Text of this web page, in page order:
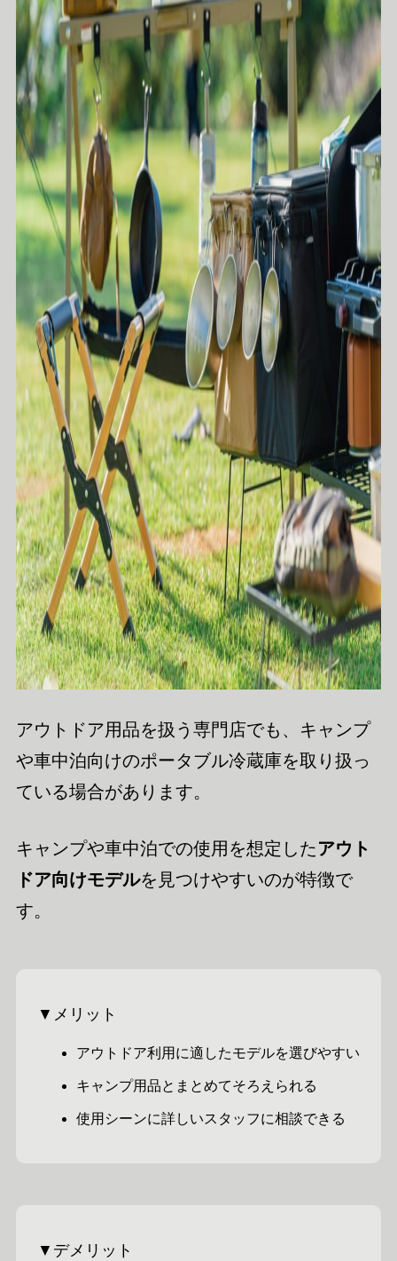
アウトドア用品を扱う専門店でも、キャンプ
や車中泊向けのポータブル冷蔵庫を取り扱っ
ている場合があります。
キャンプや車中泊での使用を想定したアウト
ドア向けモデルを見つけやすいのが特徴で
す。
▼メリット
アウトドア利用に適したモデルを選びやすい
キャンプ用品とまとめてそろえられる
使用シーンに詳しいスタッフに相談できる
▼デメリット